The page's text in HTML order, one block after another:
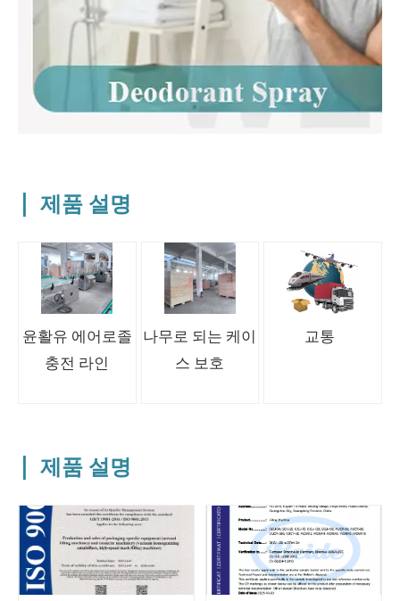
| 제품 설명
윤활유 에어로졸
충전 라인
나무로 되는 케이
스 보호
교통
| 제품 설명